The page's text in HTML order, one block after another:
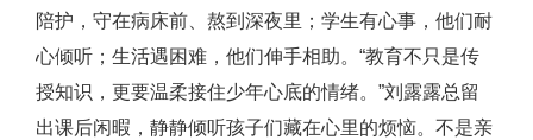
陪护，守在病床前、熬到深夜里；学生有心事，他们耐
心倾听；生活遇困难，他们伸手相助。“教育不只是传
授知识，更要温柔接住少年心底的情绪。”刘露露总留
出课后闲暇，静静倾听孩子们藏在心里的烦恼。不是亲